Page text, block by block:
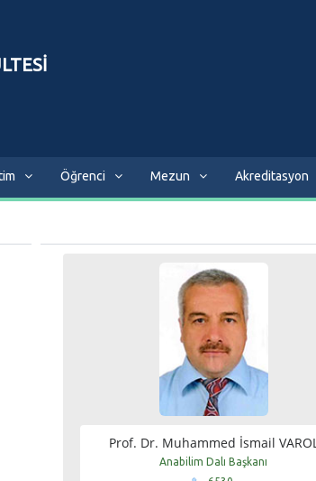
Öğrenci Mezun Akreditasyon
Prof. Dr. Muhammed İsmail VAROL
Anabilim Dalı Başkanı